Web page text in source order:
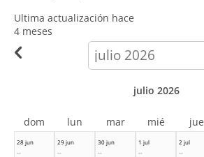
Ultima actualización hace
4 meses
calendar-
month
28 jun
--
29 jun
--
30 jun
--
1 jul
--
2 jul
--
julio 2026
dom lun mar mié jue